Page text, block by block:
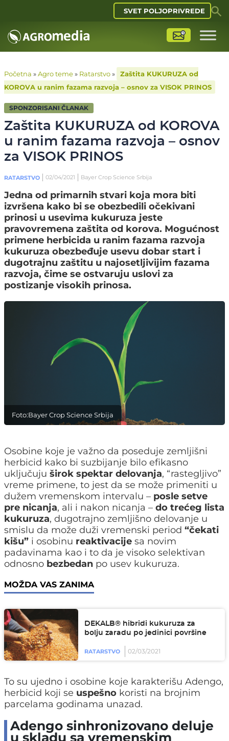
SVET POLJOPRIVREDE
Početna »Agro teme» Ratarstvo»
Zaštita KUKURUZA od
KOROVA u ranim fazama razvoja – osnov za VISOK PRINOS
SPONZORISANI ČLANAK
Zaštita KUKURUZA od KOROVA
u ranim fazama razvoja – osnov
za VISOK PRINOS
RATARSTVO 02/04/2021 Bayer Crop Science Srbija
Jedna od primarnih stvari koja mora biti
izvršena kako bi se obezbedili očekivani
prinosi u usevima kukuruza jeste
pravovremena zaštita od korova. Mogućnost
primene herbicida u ranim fazama razvoja
kukuruza obezbeđuje usevu dobar start i
dugotrajnu zaštitu u najosetljivijim fazama
razvoja, čime se ostvaruju uslovi za
postizanje visokih prinosa.
Foto:Bayer Crop Science Srbija
Osobine koje je važno da poseduje zemljišni
herbicid kako bi suzbijanje bilo efikasno
uključuju širok spektar delovanja, “rastegljivo”
vreme primene, to jest da se može primeniti u
dužem vremenskom intervalu – posle setve
pre nicanja, ali i nakon nicanja – do trećeg lista
kukuruza, dugotrajno zemljišno delovanje u
smislu da može duži vremenski period “čekati
kišu” i osobinu reaktivacije sa novim
padavinama kao i to da je visoko selektivan
odnosno bezbedan po usev kukuruza.
MOŽDA VAS ZANIMA
DEKALB® hibridi kukuruza za
bolju zaradu po jedinici površine
RATARSTVO 02/03/2021
To su ujedno i osobine koje karakterišu Adengo,
herbicid koji se uspešno koristi na brojnim
parcelama godinama unazad.
Adengo sinhronizovano deluje
u skladu sa vremenskim